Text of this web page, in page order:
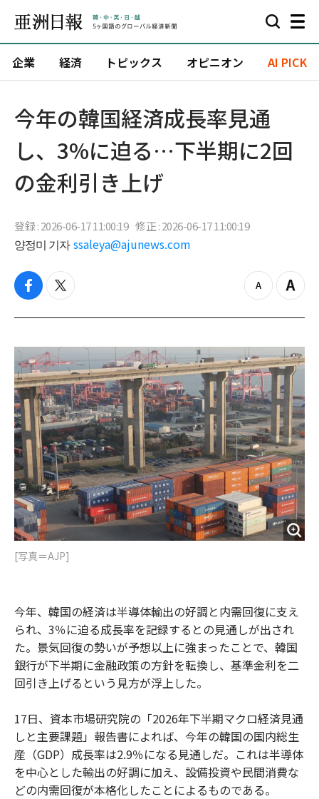
企業 経済 トピックス オピニオン AI PICK
今年の韓国経済成長率見通
し、3%に迫る…下半期に2回
の金利引き上げ
登録 : 2026-06-17 11:00:19 修正 : 2026-06-17 11:00:19
양정미 기자 ssaleya@ajunews.com
f
c
b
o
o
k
t
i
t
e
r
z
o
o
u
t
Z
o
i
n
[写真＝AJP]
今年、韓国の経済は半導体輸出の好調と内需回復に支え
られ、3％に迫る成長率を記録するとの見通しが出され
た。景気回復の勢いが予想以上に強まったことで、韓国
銀行が下半期に金融政策の方針を転換し、基準金利を二
回引き上げるという見方が浮上した。
17日、資本市場研究院の「2026年下半期マクロ経済見通
しと主要課題」報告書によれば、今年の韓国の国内総生
産（GDP）成長率は2.9％になる見通しだ。これは半導体
を中心とした輸出の好調に加え、設備投資や民間消費な
どの内需回復が本格化したことによるものである。